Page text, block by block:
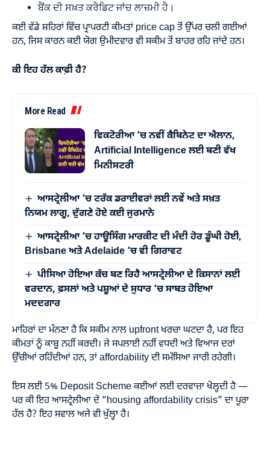
ਬੈਂਕ ਦੀ ਸਖ਼ਤ ਕਰੈਡਿਟ ਜਾਂਚ ਲਾਜ਼ਮੀ ਹੈ।
ਕਈ ਵੱਡੇ ਸ਼ਹਿਰਾਂ ਵਿੱਚ ਪ੍ਰਾਪਰਟੀ ਕੀਮਤਾਂ price cap ਤੋਂ ਉੱਪਰ ਚਲੀ ਗਈਆਂ
ਹਨ, ਜਿਸ ਕਾਰਨ ਕਈ ਯੋਗ ਉਮੀਦਵਾਰ ਵੀ ਸਕੀਮ ਤੋਂ ਬਾਹਰ ਰਹਿ ਜਾਂਦੇ ਹਨ।
ਕੀ ਇਹ ਹੱਲ ਕਾਫ਼ੀ ਹੈ?
More Read
ਵਿਕਟੋਰੀਆ ’ਚ ਨਵੀਂ ਕੈਬਿਨੇਟ ਦਾ ਐਲਾਨ,
Artificial Intelligence ਲਈ ਬਣੀ ਵੱਖ
ਮਿਨੀਸਟਰੀ
ਆਸਟ੍ਰੇਲੀਆ ’ਚ ਟਰੱਕ ਡਰਾਈਵਰਾਂ ਲਈ ਨਵੇਂ ਅਤੇ ਸਖ਼ਤ
ਨਿਯਮ ਲਾਗੂ, ਦੁੱਗਣੇ ਹੋਏ ਕਈ ਜੁਰਮਾਨੇ
ਆਸਟ੍ਰੇਲੀਆ ’ਚ ਹਾਊਸਿੰਗ ਮਾਰਕੀਟ ਦੀ ਮੰਦੀ ਹੋਰ ਡੂੰਘੀ ਹੋਈ,
Brisbane ਅਤੇ Adelaide ’ਚ ਵੀ ਗਿਰਾਵਟ
ਪੀਸਿਆ ਹੋਇਆ ਕੱਚ ਬਣ ਰਿਹੈ ਆਸਟ੍ਰੇਲੀਆ ਦੇ ਕਿਸਾਨਾਂ ਲਈ
ਵਰਦਾਨ, ਫ਼ਸਲਾਂ ਅਤੇ ਪਸ਼ੂਆਂ ਦੇ ਸੁਧਾਰ ‘ਚ ਸਾਬਤ ਹੋਇਆ
ਮਦਦਗਾਰ
ਮਾਹਿਰਾਂ ਦਾ ਮੰਨਣਾ ਹੈ ਕਿ ਸਕੀਮ ਨਾਲ upfront ਖਰਚਾ ਘਟਦਾ ਹੈ, ਪਰ ਇਹ
ਕੀਮਤਾਂ ਨੂੰ ਕਾਬੂ ਨਹੀਂ ਕਰਦੀ। ਜੇ ਸਪਲਾਈ ਨਹੀਂ ਵਧਦੀ ਅਤੇ ਵਿਆਜ ਦਰਾਂ
ਉੱਚੀਆਂ ਰਹਿੰਦੀਆਂ ਹਨ, ਤਾਂ affordability ਦੀ ਸਮੱਸਿਆ ਜਾਰੀ ਰਹੇਗੀ।
ਇਸ ਲਈ 5% Deposit Scheme ਕਈਆਂ ਲਈ ਦਰਵਾਜ਼ਾ ਖੋਲ੍ਹਦੀ ਹੈ —
ਪਰ ਕੀ ਇਹ ਆਸਟ੍ਰੇਲੀਆ ਦੇ “housing affordability crisis” ਦਾ ਪੂਰਾ
ਹੱਲ ਹੈ? ਇਹ ਸਵਾਲ ਅਜੇ ਵੀ ਖੁੱਲ੍ਹਾ ਹੈ।